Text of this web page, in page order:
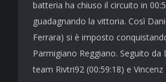
batteria ha chiuso il circuito in
guadagnando la vittoria. Così
Ferrara) si è imposto
Parmigiano Reggiano. Seguito da
team Rivtri92 (00:59:18) e Vincenz